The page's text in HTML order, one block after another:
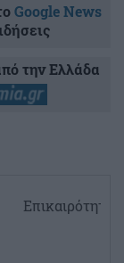
Google News
την Ελλάδα
Επικαιρότητα